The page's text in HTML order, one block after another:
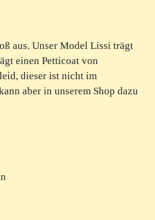
aus. Unser Model Lissi trägt
einen Petticoat von
dieser ist nicht im
aber in unserem Shop dazu